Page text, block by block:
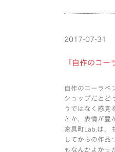
2017-07-31
「自作のコ
自作のコーラペ
ショップだとど
うではなく感覚
とか、表情が豊
家具町Lab.は、
してからの作品
もなんかよかっ